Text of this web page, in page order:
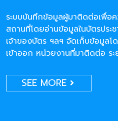
ระบบบันทึกข้อมูลผู้มาติดต่อเพื่อ
สถานที่โดยอ่านข้อมูลในบัตรปร
เจ้าของบัตร ฯลฯ จัดเก็บข้อมูลโ
เข้าออก หน่วยงานที่มาติดต่อ ระ
SEE MORE